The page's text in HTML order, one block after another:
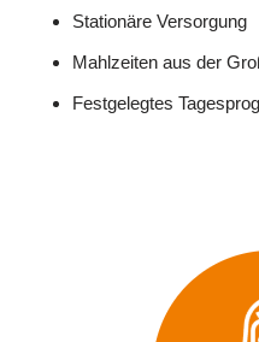
Stationäre Versorgung
Mahlzeiten aus der
Festgelegtes